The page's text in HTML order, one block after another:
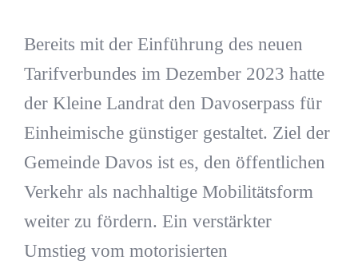
Bereits mit der Einführung des neuen
Tarifverbundes im Dezember 2023 hatte
der Kleine Landrat den Davoserpass für
Einheimische günstiger gestaltet. Ziel der
Gemeinde Davos ist es, den öffentlichen
Verkehr als nachhaltige Mobilitätsform
weiter zu fördern. Ein verstärkter
Umstieg vom motorisierten